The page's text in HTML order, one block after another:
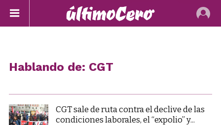
Hablando de: CGT
CGT sale de ruta contra el declive de las
condiciones laborales, el “expolio” y...